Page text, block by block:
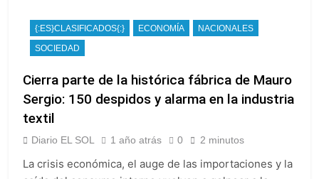
{:ES}CLASIFICADOS{:} ECONOMÍA
NACIONALES
SOCIEDAD
Cierra parte de la histórica fábrica de Mauro
Sergio: 150 despidos y alarma en la industria
textil
Diario EL SOL 1 año atrás 0 2 minutos
La crisis económica, el auge de las importaciones y la